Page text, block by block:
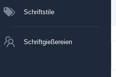
Schriftstile
Schriftgießereien